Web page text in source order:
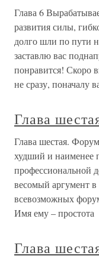
Глава 6
развития силы,
долго шли по пути
заставлю вас
понравится! Скоро
не сразу, поначалу
Глава
Глава шестая.
худший и наименее
профессиональной
весомый аргумент в
всевозможных
Имя ему – простота
Глава